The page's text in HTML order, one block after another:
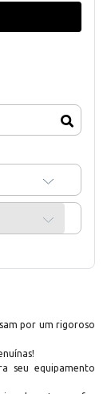
por um rigoroso
seu equipamento